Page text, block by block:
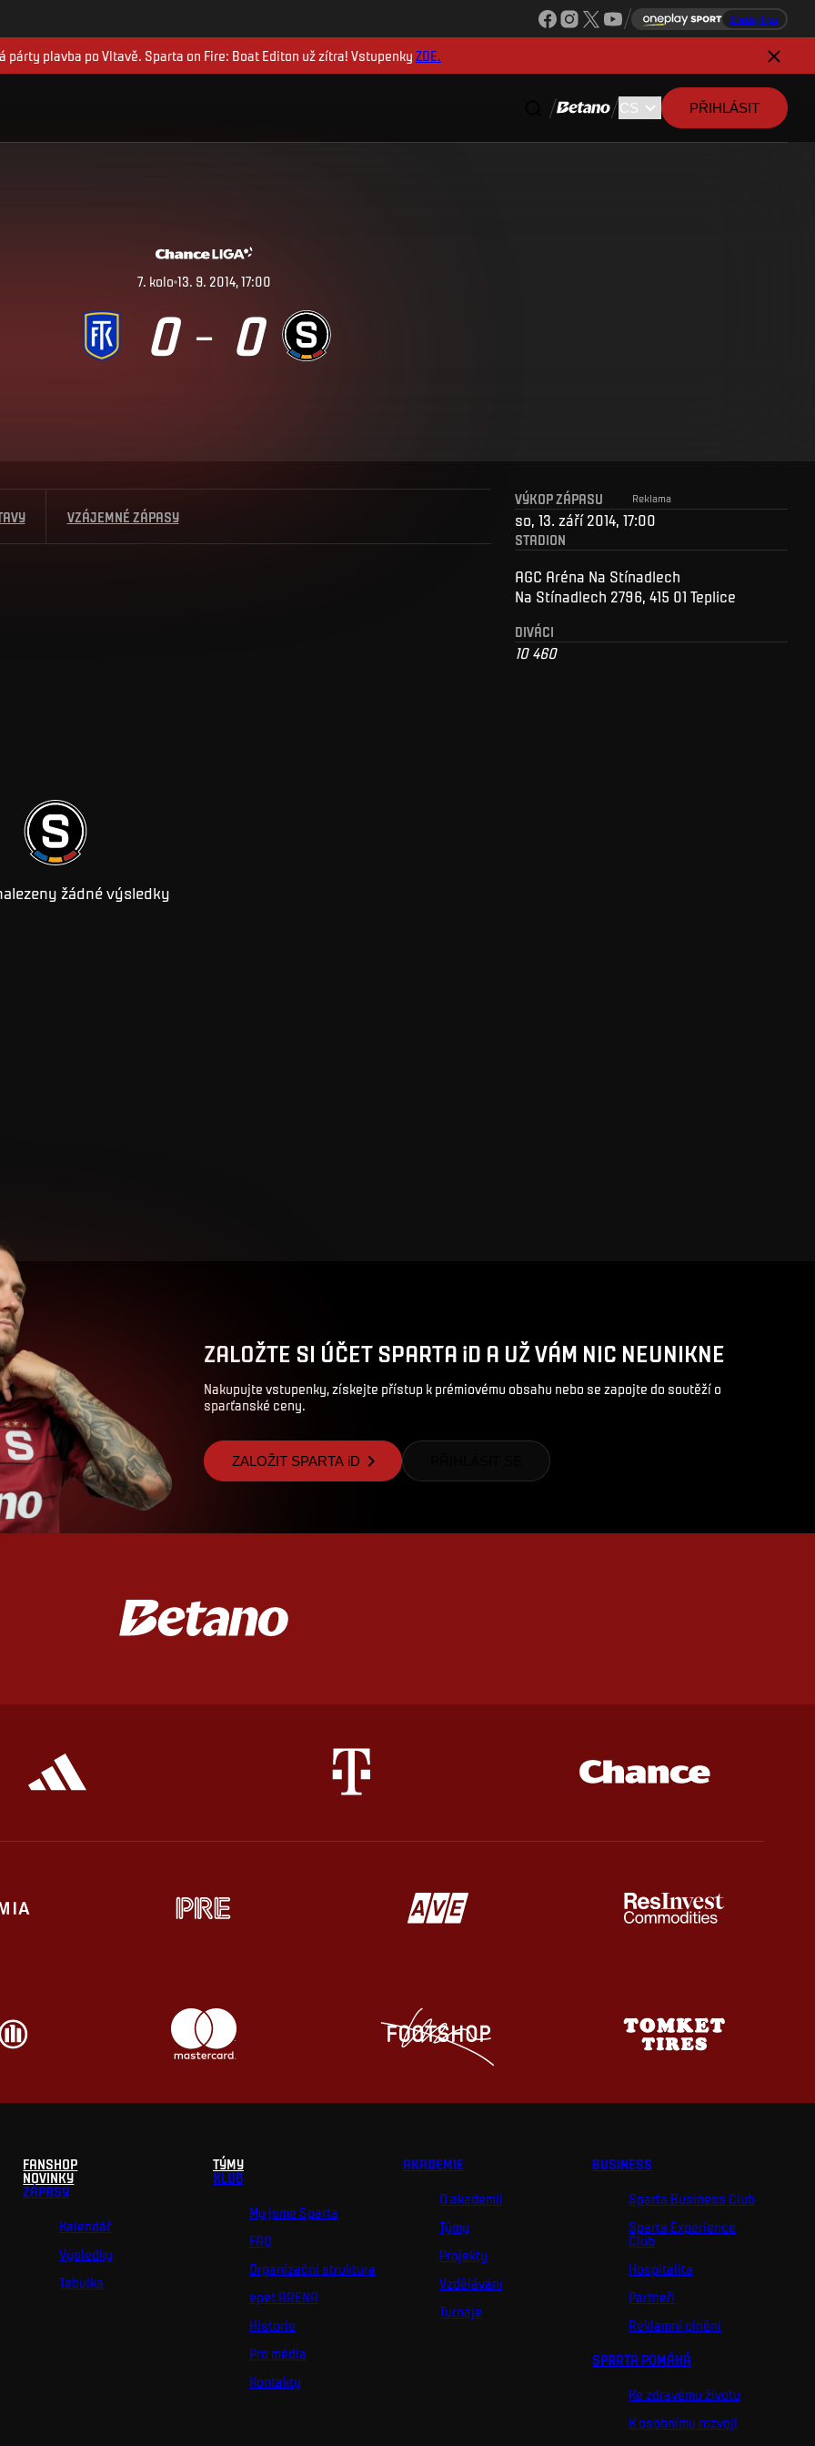
Sleduj ligu
párty plavba po Vltavě. Sparta on Fire: Boat Editon už zítra! Vstupenky ZDE.
PŘIHLÁSIT
7. kolo 13. 9. 2014, 17:00
0 – 0
VZÁJEMNÉ ZÁPASY
žádné výsledky
Reklama
VÝKOP ZÁPASU
so, 13. září 2014, 17:00
STADION
AGC Aréna Na Stínadlech
Na Stínadlech 2796, 415 01 Teplice
DIVÁCI
10 460
ZALOŽTE SI ÚČET SPARTA iD A UŽ VÁM NIC NEUNIKNE
Nakupujte vstupenky, získejte přístup k prémiovému obsahu nebo se zapojte do soutěží o
sparťanské ceny.
ZALOŽIT SPARTA iD
FANSHOP
NOVINKY
ZÁPASY
Kalendář
Výsledky
Tabulka
TÝMY
KLUB
My jsme Sparta
FAQ
Organizační struktura
epet ARENA
Historie
Pro média
Kontakty
AKADEMIE
O akademii
Týmy
Projekty
Vzdělávání
Turnaje
BUSINESS
Sparta Business Club
Sparta Experience
Club
Hospitalita
Partneři
Reklamní plnění
SPARTA POMÁHÁ
Ke zdravému životu
K osobnímu rozvoji